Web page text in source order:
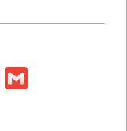
Viber